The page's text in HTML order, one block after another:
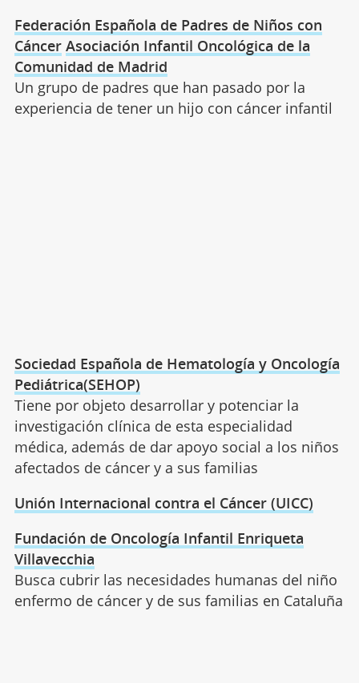
Federación Española de Padres de Niños con
Cáncer Asociación Infantil Oncológica de la
Comunidad de Madrid
Un grupo de padres que han pasado por la
experiencia de tener un hijo con cáncer infantil
Sociedad Española de Hematología y Oncología
Pediátrica(SEHOP)
Tiene por objeto desarrollar y potenciar la
investigación clínica de esta especialidad
médica, además de dar apoyo social a los niños
afectados de cáncer y a sus familias
Unión Internacional contra el Cáncer (UICC)
Fundación de Oncología Infantil Enriqueta
Villavecchia
Busca cubrir las necesidades humanas del niño
enfermo de cáncer y de sus familias en Cataluña